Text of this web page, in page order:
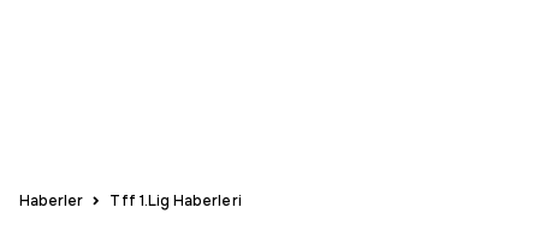
Haberler Tff 1.Lig Haberleri